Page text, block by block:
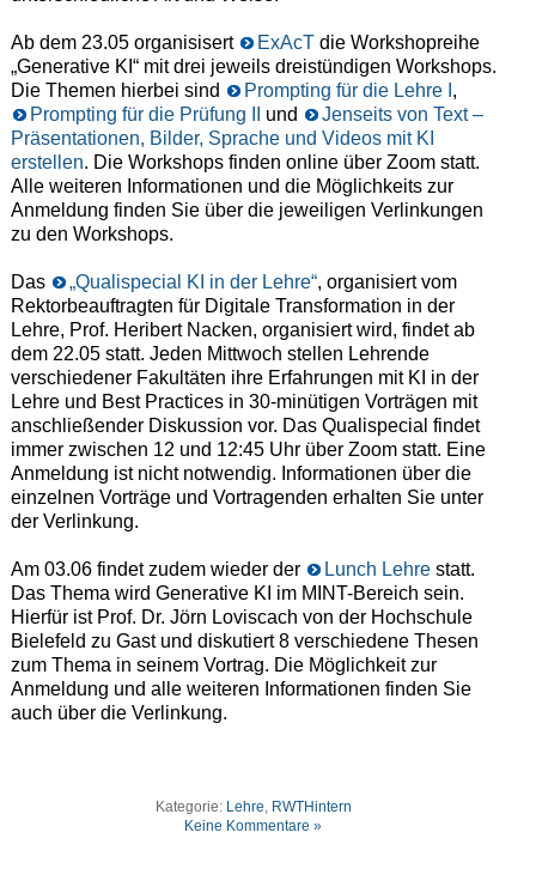
Ab dem 23.05 organisisert ExAcTdie Workshopreihe
„Generative KI“ mit drei jeweils dreistündigen Workshops.
Die Themen hierbei sind
Prompting für die Lehre I ,
Prompting für die Prüfung II
und
Jenseits von Text –
Präsentationen, Bilder, Sprache und Videos mit KI
erstellen. Die Workshops finden online über Zoom statt.
Alle weiteren Informationen und die Möglichkeits zur
Anmeldung finden Sie über die jeweiligen Verlinkungen
zu den Workshops.
Das „Qualispecial KI in der Lehre“, organisiert vom
Rektorbeauftragten für Digitale Transformation in der
Lehre, Prof. Heribert Nacken, organisiert wird, findet ab
dem 22.05 statt. Jeden Mittwoch stellen Lehrende
verschiedener Fakultäten ihre Erfahrungen mit KI in der
Lehre und Best Practices in 30-minütigen Vorträgen mit
anschließender Diskussion vor. Das Qualispecial findet
immer zwischen 12 und 12:45 Uhr über Zoom statt. Eine
Anmeldung ist nicht notwendig. Informationen über die
einzelnen Vorträge und Vortragenden erhalten Sie unter
der Verlinkung.
Am 03.06 findet zudem wieder der Lunch Lehrestatt.
Das Thema wird Generative KI im MINT-Bereich sein.
Hierfür ist Prof. Dr. Jörn Loviscach von der Hochschule
Bielefeld zu Gast und diskutiert 8 verschiedene Thesen
zum Thema in seinem Vortrag. Die Möglichkeit zur
Anmeldung und alle weiteren Informationen finden Sie
auch über die Verlinkung.
Kategorie: Lehre RWTHintern
Keine Kommentare »